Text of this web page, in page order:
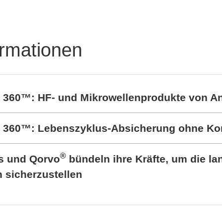
HF- und Mikrowellenprodukte von
Lebenszyklus-Absicherung ohne
und Qorvo® bündeln ihre Kräfte, um die
sicherzustellen